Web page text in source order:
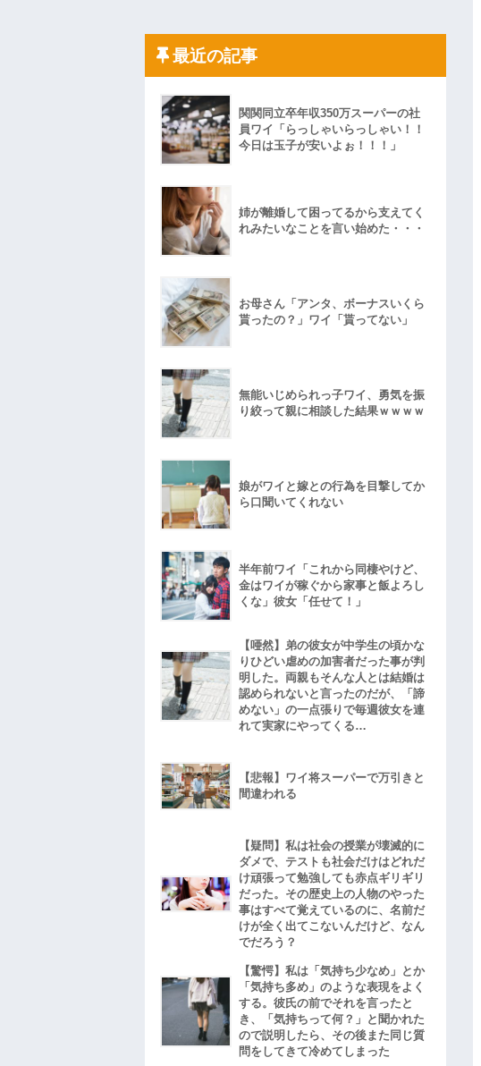
最近の記事
関関同立卒年収350万スーパーの社
員ワイ「らっしゃいらっしゃい！！
今日は玉子が安いよぉ！！！」
姉が離婚して困ってるから支えてく
れみたいなことを言い始めた・・・
お母さん「アンタ、ボーナスいくら
貰ったの？」ワイ「貰ってない」
無能いじめられっ子ワイ、勇気を振
り絞って親に相談した結果ｗｗｗｗ
娘がワイと嫁との行為を目撃してか
ら口聞いてくれない
半年前ワイ「これから同棲やけど、
金はワイが稼ぐから家事と飯よろし
くな」彼女「任せて！」
【唖然】弟の彼女が中学生の頃かな
りひどい虐めの加害者だった事が判
明した。両親もそんな人とは結婚は
認められないと言ったのだが、「諦
めない」の一点張りで毎週彼女を連
れて実家にやってくる…
【悲報】ワイ将スーパーで万引きと
間違われる
【疑問】私は社会の授業が壊滅的に
ダメで、テストも社会だけはどれだ
け頑張って勉強しても赤点ギリギリ
だった。その歴史上の人物のやった
事はすべて覚えているのに、名前だ
けが全く出てこないんだけど、なん
でだろう？
【驚愕】私は「気持ち少なめ」とか
「気持ち多め」のような表現をよく
する。彼氏の前でそれを言ったと
き、「気持ちって何？」と聞かれた
ので説明したら、その後また同じ質
問をしてきて冷めてしまった